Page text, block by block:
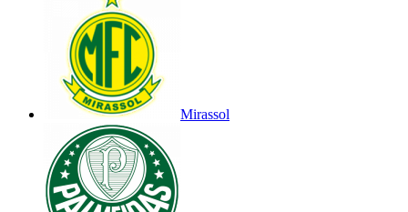
Mirassol